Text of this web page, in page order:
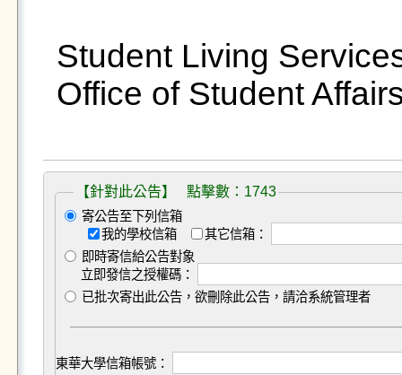
Student Living
Office of Student
【針對此公告】 點擊數：1743
寄公告至下列信箱
我的學校信箱
其它信箱：
即時寄信給公告對象
立即發信之授權碼：
已批次寄出此公告，欲刪除此公告，請洽系統管理者
東華大學信箱帳號：